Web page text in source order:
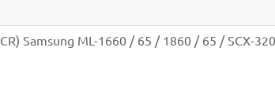
Samsung ML-1660 / 65 / 1860 / 65 / SCX-